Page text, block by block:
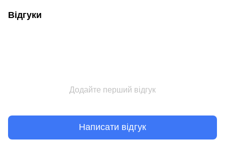
Відгуки
Додайте перший відгук
Написати відгук